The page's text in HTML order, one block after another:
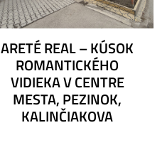
ARETÉ REAL – KÚSOK
ROMANTICKÉHO
VIDIEKA V CENTRE
MESTA, PEZINOK,
KALINČIAKOVA